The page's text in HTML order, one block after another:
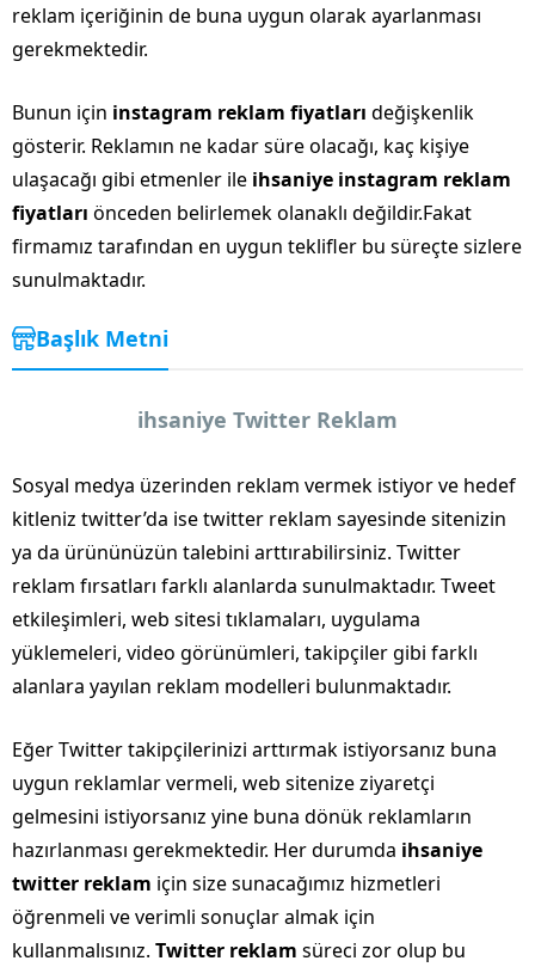
reklam içeriğinin de buna uygun olarak ayarlanması
gerekmektedir.
Bunun için instagram reklam fiyatları değişkenlik
gösterir. Reklamın ne kadar süre olacağı, kaç kişiye
ulaşacağı gibi etmenler ile ihsaniye instagram reklam
fiyatları önceden belirlemek olanaklı değildir.Fakat
firmamız tarafından en uygun teklifler bu süreçte sizlere
sunulmaktadır.
Başlık Metni
ihsaniye Twitter Reklam
Sosyal medya üzerinden reklam vermek istiyor ve hedef
kitleniz twitter’da ise twitter reklam sayesinde sitenizin
ya da ürününüzün talebini arttırabilirsiniz. Twitter
reklam fırsatları farklı alanlarda sunulmaktadır. Tweet
etkileşimleri, web sitesi tıklamaları, uygulama
yüklemeleri, video görünümleri, takipçiler gibi farklı
alanlara yayılan reklam modelleri bulunmaktadır.
Eğer Twitter takipçilerinizi arttırmak istiyorsanız buna
uygun reklamlar vermeli, web sitenize ziyaretçi
gelmesini istiyorsanız yine buna dönük reklamların
hazırlanması gerekmektedir. Her durumda ihsaniye
twitter reklam için size sunacağımız hizmetleri
öğrenmeli ve verimli sonuçlar almak için
kullanmalısınız. Twitter reklam süreci zor olup bu